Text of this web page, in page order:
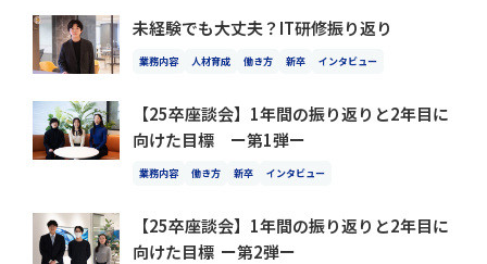
未経験でも大丈夫？IT研修振り返り
業務内容 人材育成 働き方 新卒 インタビュー
【25卒座談会】1年間の振り返りと2年目に
向けた目標 ー第1弾ー
業務内容 働き方 新卒 インタビュー
【25卒座談会】1年間の振り返りと2年目に
向けた目標 ー第2弾ー